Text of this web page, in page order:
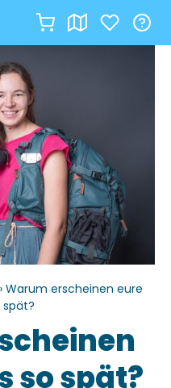
Warum erscheinen eure
spät?
so spät?